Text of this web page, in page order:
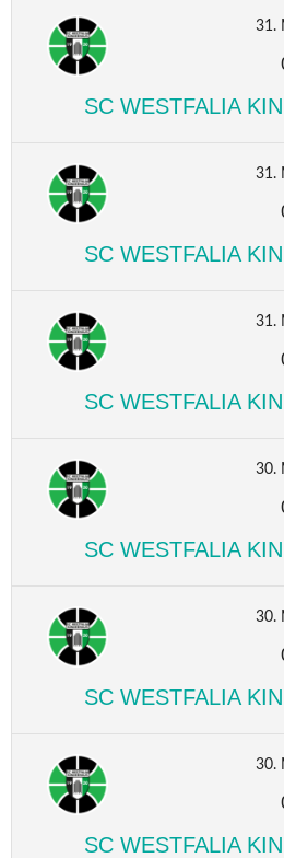
31.
SC WESTFALIA
31.
SC WESTFALIA
31.
SC WESTFALIA
30.
SC WESTFALIA
30.
SC WESTFALIA
30.
SC WESTFALIA